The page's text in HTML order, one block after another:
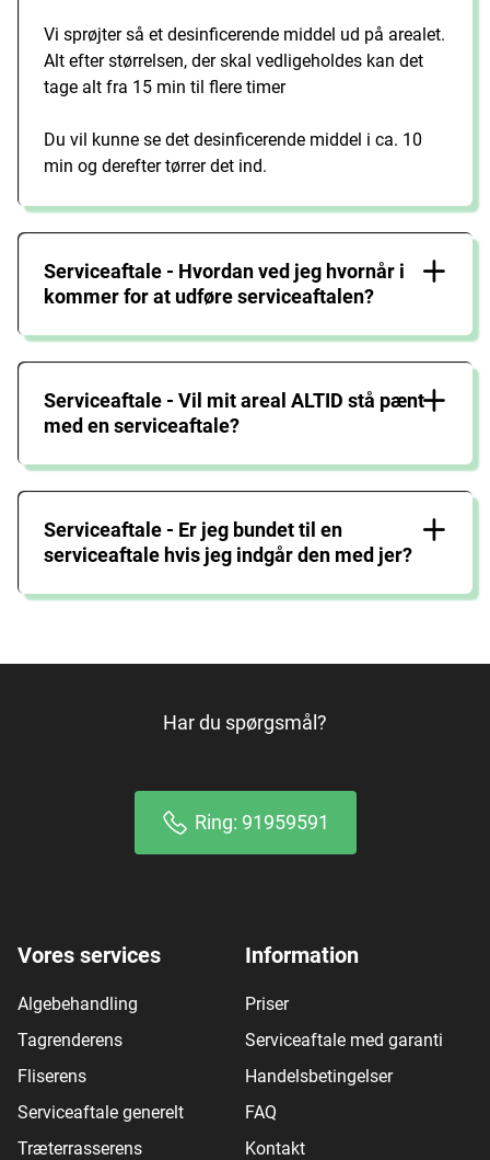
Vi sprøjter så et desinficerende middel ud på arealet.
Alt efter størrelsen, der skal vedligeholdes kan det
tage alt fra 15 min til flere timer
Du vil kunne se det desinficerende middel i ca. 10
min og derefter tørrer det ind.
Serviceaftale - Hvordan ved jeg hvornår i
kommer for at udføre serviceaftalen?
Serviceaftale - Vil mit areal ALTID stå pænt
med en serviceaftale?
Serviceaftale - Er jeg bundet til en
serviceaftale hvis jeg indgår den med jer?
Har du spørgsmål?
Ring: 91959591
Vores services
Algebehandling
Tagrenderens
Fliserens
Serviceaftale generelt
Træterrasserens
Information
Priser
Serviceaftale med garanti
Handelsbetingelser
FAQ
Kontakt